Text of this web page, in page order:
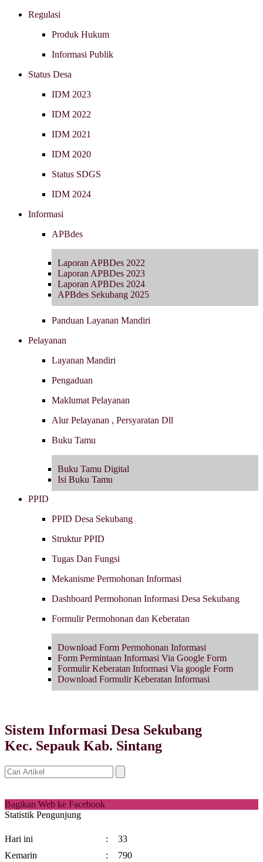
Regulasi
Produk Hukum
Informasi Publik
Status Desa
IDM 2023
IDM 2022
IDM 2021
IDM 2020
Status SDGS
IDM 2024
Informasi
APBdes
Laporan APBDes 2022
Laporan APBDes 2023
Laporan APBDes 2024
APBdes Sekubang 2025
Panduan Layanan Mandiri
Pelayanan
Layanan Mandiri
Pengaduan
Maklumat Pelayanan
Alur Pelayanan , Persyaratan Dll
Buku Tamu
Buku Tamu Digital
Isi Buku Tamu
PPID
PPID Desa Sekubang
Struktur PPID
Tugas Dan Fungsi
Mekanisme Permohonan Informasi
Dashboard Permohonan Informasi Desa Sekubang
Formulir Permohonan dan Keberatan
Download Form Permohonan Informasi
Form Permintaan Informasi Via Google Form
Formulir Keberatan Informasi Via google Form
Download Formulir Keberatan Informasi
Sistem Informasi Desa Sekubang
Kec. Sepauk Kab. Sintang
Bagikan Web ke Facebook
Statistik Pengunjung
Hari ini :
33
Kemarin
: 790